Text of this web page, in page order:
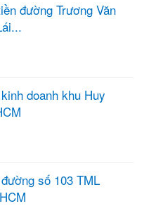
đường Trương Văn
doanh khu Huy
số 103 TML